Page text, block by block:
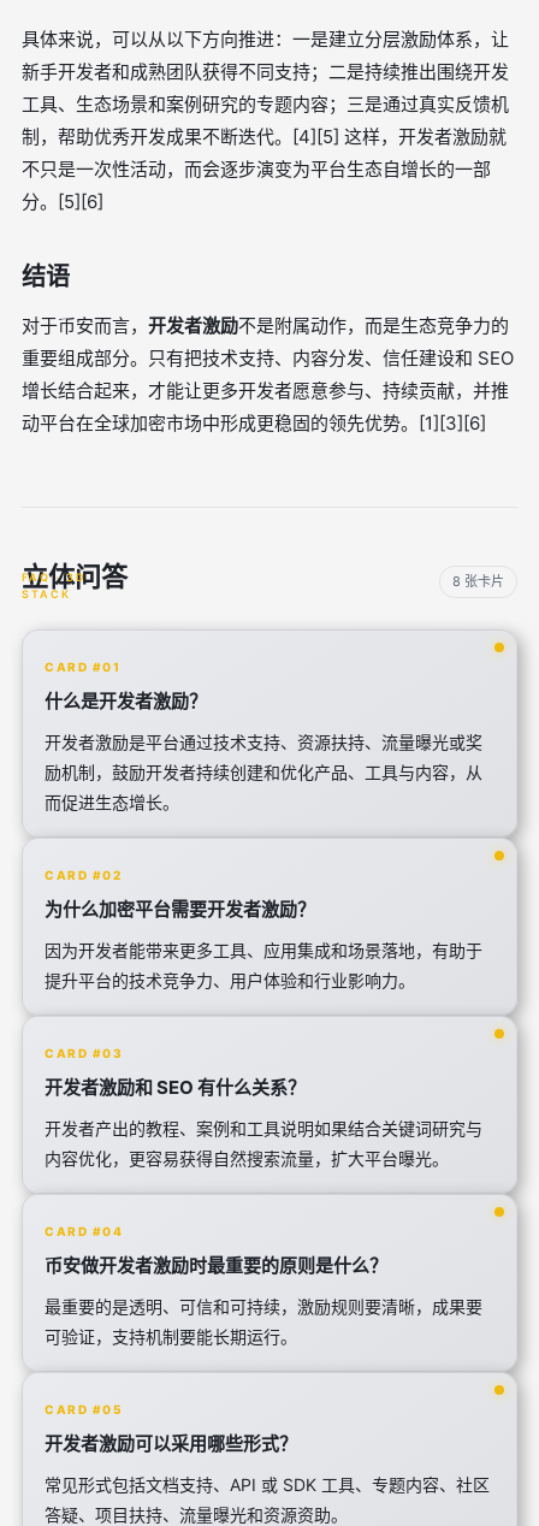
具体来说，可以从以下方向推进：一是建立分层激励体系，让
新手开发者和成熟团队获得不同支持；二是持续推出围绕开发
工具、生态场景和案例研究的专题内容；三是通过真实反馈机
制，帮助优秀开发成果不断迭代。[4][5] 这样，开发者激励就
不只是一次性活动，而会逐步演变为平台生态自增长的一部
分。[5][6]
结语
对于币安而言， 开发者激励不是附属动作，而是生态竞争力的
重要组成部分。只有把技术支持、内容分发、信任建设和 SEO
增长结合起来，才能让更多开发者愿意参与、持续贡献，并推
动平台在全球加密市场中形成更稳固的领先优势。[1][3][6]
立体问答 8 张卡片
CARD #01
什么是开发者激励？
开发者激励是平台通过技术支持、资源扶持、流量曝光或奖
励机制，鼓励开发者持续创建和优化产品、工具与内容，从
而促进生态增长。
CARD #02
为什么加密平台需要开发者激励？
因为开发者能带来更多工具、应用集成和场景落地，有助于
提升平台的技术竞争力、用户体验和行业影响力。
CARD #03
开发者激励和 SEO 有什么关系？
开发者产出的教程、案例和工具说明如果结合关键词研究与
内容优化，更容易获得自然搜索流量，扩大平台曝光。
CARD #04
币安做开发者激励时最重要的原则是什么？
最重要的是透明、可信和可持续，激励规则要清晰，成果要
可验证，支持机制要能长期运行。
CARD #05
开发者激励可以采用哪些形式？
常见形式包括文档支持、API 或 SDK 工具、专题内容、社区
答疑、项目扶持、流量曝光和资源资助。